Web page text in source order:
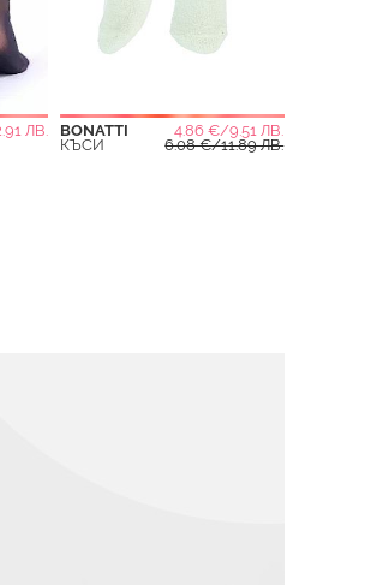
ЛВ.
BONATTI
4.86 €/9.51 ЛВ.
КЪСИ
6.08 €/11.89 ЛВ.